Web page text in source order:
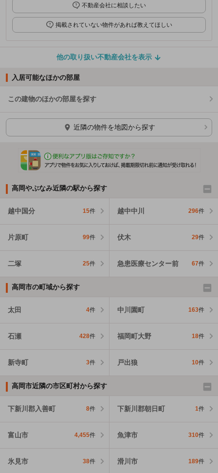
不動産会社に相談したい
掲載されていない物件があれば教えてほしい
他の取り扱い不動産会社を表示
入居可能なほかの部屋
この建物のほかの部屋を探す
ほかの部屋を検索中…
近隣の物件を地図から探す
高岡やぶなみ近隣の駅から探す
越中国分 15件 越中中川 296件
片原町 99件 伏木 29件
二塚 25件 急患医療センター前 67件
高岡市の町域から探す
太田 4件 中川園町 163件
石瀬 428件 福岡町大野 18件
新寺町 3件 戸出狼 10件
高岡市近隣の市区町村から探す
下新川郡入善町 8件 下新川郡朝日町 1件
富山市 4,455件 魚津市 310件
氷見市 38件 滑川市 189件